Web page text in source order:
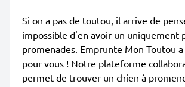
Si on a pas de toutou, il arrive de
impossible d'en avoir un uniquement
promenades. Emprunte Mon Toutou
pour vous ! Notre plateforme
permet de trouver un chien à